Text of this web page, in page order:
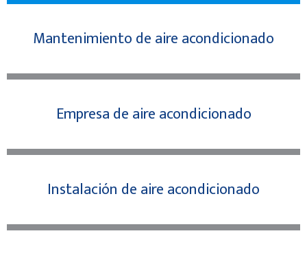
Mantenimiento de aire acondicionado
Empresa de aire acondicionado
Instalación de aire acondicionado